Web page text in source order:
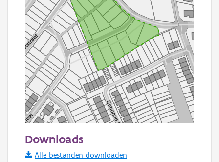
Informatie Vlaanderen
Downloads
Alle bestanden downloaden